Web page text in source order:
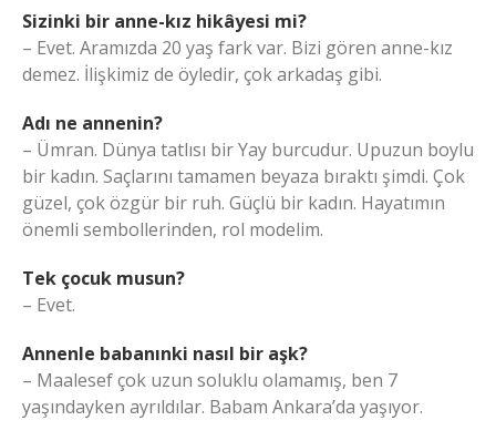
Sizinki bir anne-kız hikâyesi mi?
– Evet. Aramızda 20 yaş fark var. Bizi gören anne-kız
demez. İlişkimiz de öyledir, çok arkadaş gibi.
Adı ne annenin?
– Ümran. Dünya tatlısı bir Yay burcudur. Upuzun boylu
bir kadın. Saçlarını tamamen beyaza bıraktı şimdi. Çok
güzel, çok özgür bir ruh. Güçlü bir kadın. Hayatımın
önemli sembollerinden, rol modelim.
Tek çocuk musun?
– Evet.
Annenle babanınki nasıl bir aşk?
– Maalesef çok uzun soluklu olamamış, ben 7
yaşındayken ayrıldılar. Babam Ankara’da yaşıyor.